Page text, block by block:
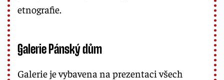
etnografie.
Galerie Pánský dům
Galerie je vybavena na prezentaci všech